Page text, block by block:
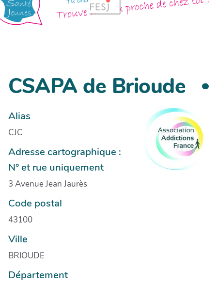
CSAPA de Brioude
Alias
CJC
Adresse cartographique :
N° et rue uniquement
3 Avenue Jean Jaurès
Code postal
43100
Ville
BRIOUDE
Département